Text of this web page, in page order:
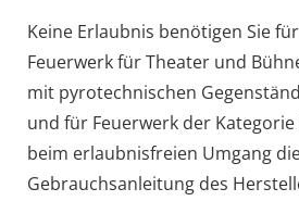
Keine Erlaubnis benötigen Sie
Feuerwerk für Theater und
mit pyrotechnischen
und für Feuerwerk der Kategorie
beim erlaubnisfreien Umgang
Gebrauchsanleitung des